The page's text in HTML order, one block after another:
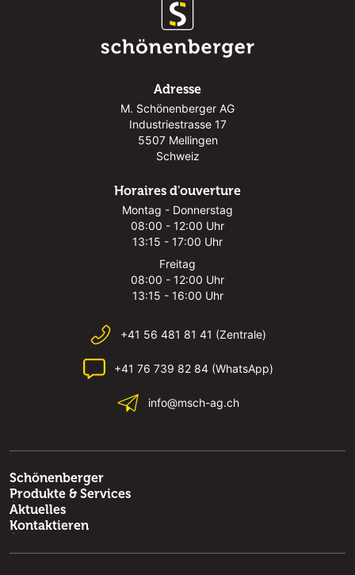
Adresse
M. Schönenberger AG
Industriestrasse 17
5507 Mellingen
Schweiz
Horaires d'ouverture
Montag - Donnerstag
08:00 - 12:00 Uhr
13:15 - 17:00 Uhr
Freitag
08:00 - 12:00 Uhr
13:15 - 16:00 Uhr
+41 56 481 81 41 (Zentrale)
+41 76 739 82 84 (WhatsApp)
info@msch-ag.ch
Schönenberger
Produkte & Services
Aktuelles
Kontaktieren